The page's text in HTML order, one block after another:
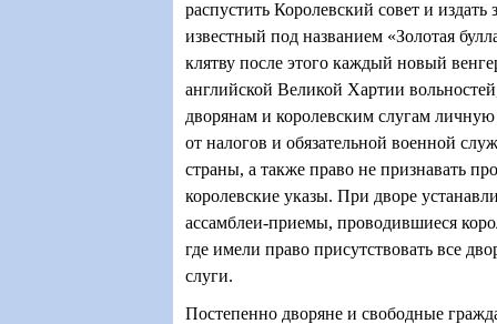
распустить Королевский совет и издать
известный под названием «Золотая
клятву после этого каждый новый
английской Великой Хартии
дворянам и королевским слугам
от налогов и обязательной военной
страны, а также право не признавать
королевские указы. При дворе
ассамблеи-приемы, проводившиеся
где имели право присутствовать все
слуги.
Постепенно дворяне и свободные